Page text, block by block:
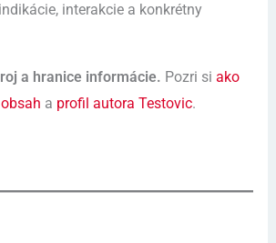
interakcie a konkrétny
a hranice informácie. Pozri si ako
a profil autora Testovic.